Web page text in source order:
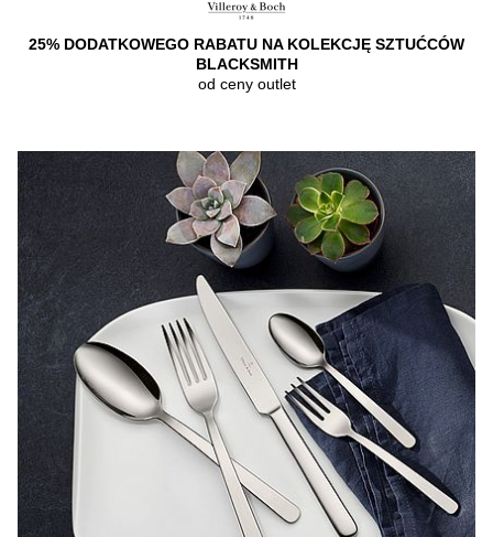
25% DODATKOWEGO RABATU NA KOLEKCJĘ SZTUĆCÓW
BLACKSMITH
od ceny outlet